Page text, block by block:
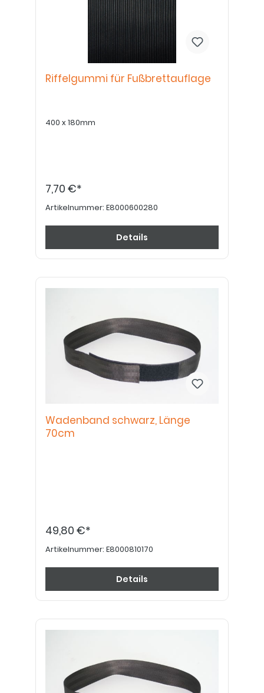
Riffelgummi für Fußbrettauflage
400 x 180mm
7,70 €*
Artikelnummer: E8000600280
Details
Wadenband schwarz, Länge
70cm
49,80 €*
Artikelnummer: E8000810170
Details